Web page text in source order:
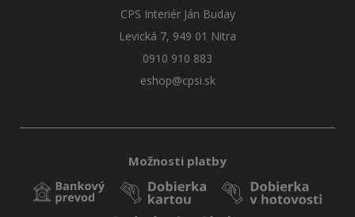
CPS Interiér Ján Buday
Levická 7, 949 01 Nitra
0910 910 883
eshop@cpsi.sk
Možnosti platby